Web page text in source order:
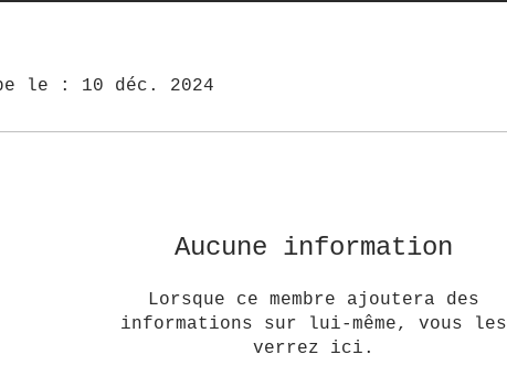
le : 10 déc. 2024
Aucune information
Lorsque ce membre ajoutera des
informations sur lui-même, vous les
verrez ici.